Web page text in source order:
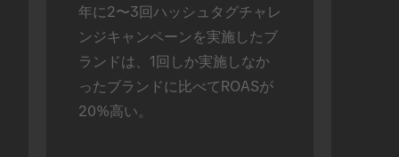
年に2〜3回ハッシュタグチャレ
ンジキャンペーンを実施したブ
ランドは、1回しか実施しなか
ったブランドに比べてROASが
20%高い。